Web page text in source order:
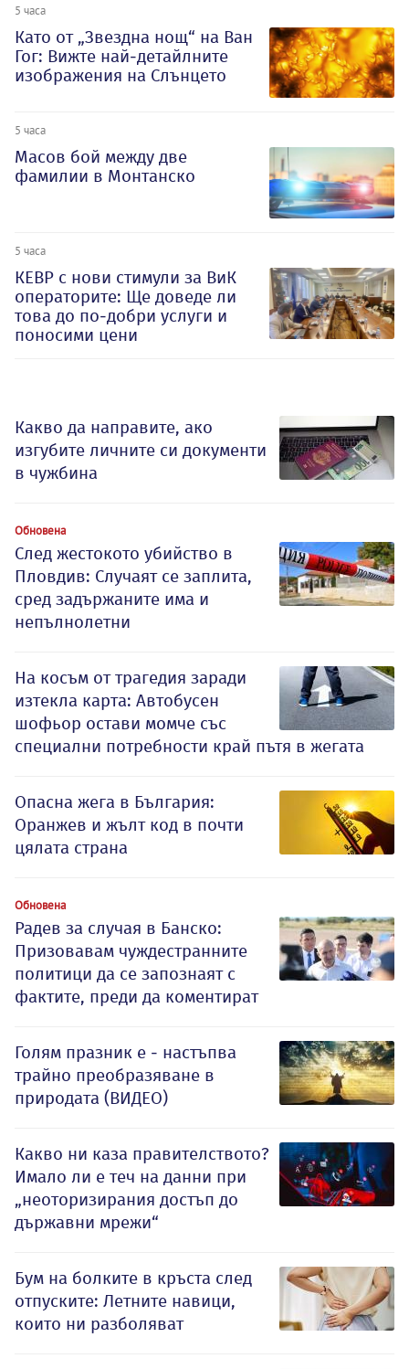
5 часа
Като от „Звездна нощ“ на Ван
Гог: Вижте най-детайлните
изображения на Слънцето
5 часа
Масов бой между две
фамилии в Монтанско
5 часа
КЕВР с нови стимули за ВиК
операторите: Ще доведе ли
това до по-добри услуги и
поносими цени
Какво да направите, ако
изгубите личните си документи
в чужбина
Обновена
След жестокото убийство в
Пловдив: Случаят се заплита,
сред задържаните има и
непълнолетни
На косъм от трагедия заради
изтекла карта: Автобусен
шофьор остави момче със
специални потребности край пътя в жегата
Опасна жега в България:
Оранжев и жълт код в почти
цялата страна
Обновена
Радев за случая в Банско:
Призовавам чуждестранните
политици да се запознаят с
фактите, преди да коментират
Голям празник е - настъпва
трайно преобразяване в
природата (ВИДЕО)
Какво ни каза правителството?
Имало ли е теч на данни при
„неоторизирания достъп до
държавни мрежи“
Бум на болките в кръста след
отпуските: Летните навици,
които ни разболяват